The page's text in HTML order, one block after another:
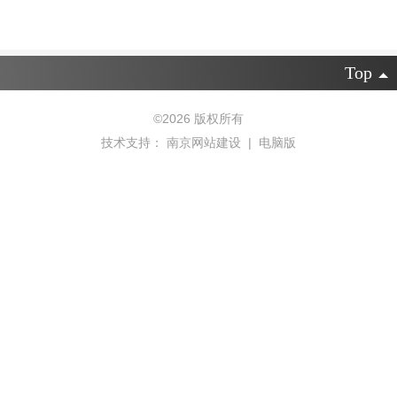
Top
©2026 版权所有
技术支持： 南京网站建设 | 电脑版